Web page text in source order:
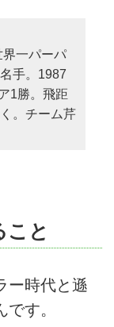
一パーパ
手。1987
1勝。飛距
。チーム芹
こと
ー時代と遜
す。